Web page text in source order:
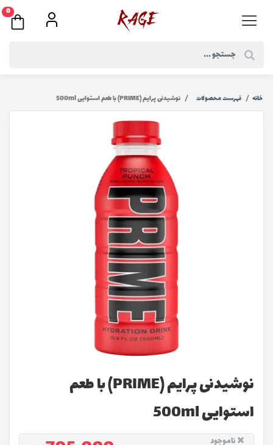
0
خانه فهرست محصولات نوشیدنی پرایم (PRIME) با طعم استوایی 500ml
نوشیدنی پرایم (PRIME) با طعم
استوایی 500ml
ناموجود